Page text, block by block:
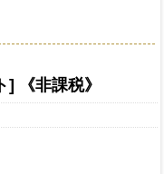
《非課税》